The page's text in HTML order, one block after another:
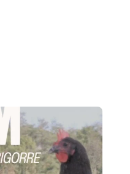
de notre terroir
0